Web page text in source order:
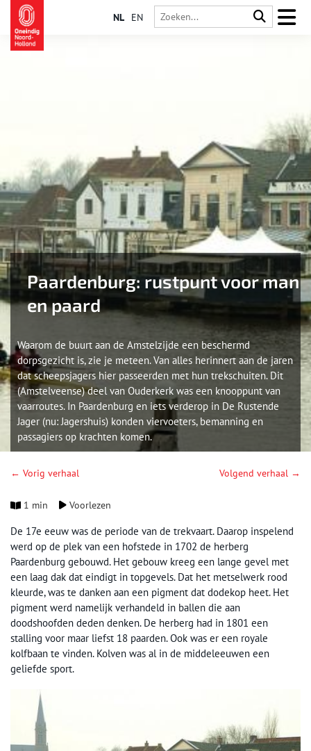
NL EN
Paardenburg: rustpunt voor man
en paard
Waarom de buurt aan de Amstelzijde een beschermd
dorpsgezicht is, zie je meteen. Van alles herinnert aan de jaren
dat scheepsjagers hier passeerden met hun trekschuiten. Dit
(Amstelveense) deel van Ouderkerk was een knooppunt van
vaarroutes. In Paardenburg en iets verderop in De Rustende
Jager (nu: Jagershuis) konden viervoeters, bemanning en
passagiers op krachten komen.
← Vorig verhaal Volgend verhaal →
1 min Voorlezen
De 17e eeuw was de periode van de trekvaart. Daarop inspelend
werd op de plek van een hofstede in 1702 de herberg
Paardenburg gebouwd. Het gebouw kreeg een lange gevel met
een laag dak dat eindigt in topgevels. Dat het metselwerk rood
kleurde, was te danken aan een pigment dat dodekop heet. Het
pigment werd namelijk verhandeld in ballen die aan
doodshoofden deden denken. De herberg had in 1801 een
stalling voor maar liefst 18 paarden. Ook was er een royale
kolfbaan te vinden. Kolven was al in de middeleeuwen een
geliefde sport.